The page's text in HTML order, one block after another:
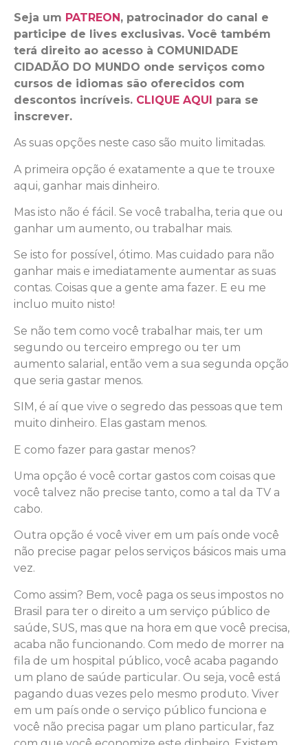
Seja um PATREON, patrocinador do canal e
participe de lives exclusivas. Você também
terá direito ao acesso à COMUNIDADE
CIDADÃO DO MUNDO onde serviços como
cursos de idiomas são oferecidos com
descontos incríveis. CLIQUE AQUI para se
inscrever.
As suas opções neste caso são muito limitadas.
A primeira opção é exatamente a que te trouxe
aqui, ganhar mais dinheiro.
Mas isto não é fácil. Se você trabalha, teria que ou
ganhar um aumento, ou trabalhar mais.
Se isto for possível, ótimo. Mas cuidado para não
ganhar mais e imediatamente aumentar as suas
contas. Coisas que a gente ama fazer. E eu me
incluo muito nisto!
Se não tem como você trabalhar mais, ter um
segundo ou terceiro emprego ou ter um
aumento salarial, então vem a sua segunda opção
que seria gastar menos.
SIM, é aí que vive o segredo das pessoas que tem
muito dinheiro. Elas gastam menos.
E como fazer para gastar menos?
Uma opção é você cortar gastos com coisas que
você talvez não precise tanto, como a tal da TV a
cabo.
Outra opção é você viver em um país onde você
não precise pagar pelos serviços básicos mais uma
vez.
Como assim? Bem, você paga os seus impostos no
Brasil para ter o direito a um serviço público de
saúde, SUS, mas que na hora em que você precisa,
acaba não funcionando. Com medo de morrer na
fila de um hospital público, você acaba pagando
um plano de saúde particular. Ou seja, você está
pagando duas vezes pelo mesmo produto. Viver
em um país onde o serviço público funciona e
você não precisa pagar um plano particular, faz